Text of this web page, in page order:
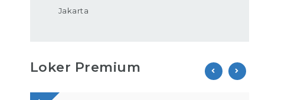
Jakarta
Loker Premium